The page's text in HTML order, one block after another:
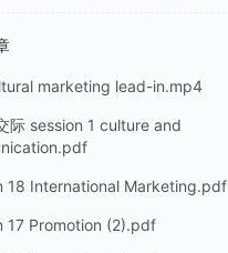
marketing lead-in.mp4
际 session 1 culture and
18 International Marketing.pdf
17 Promotion (2).pdf